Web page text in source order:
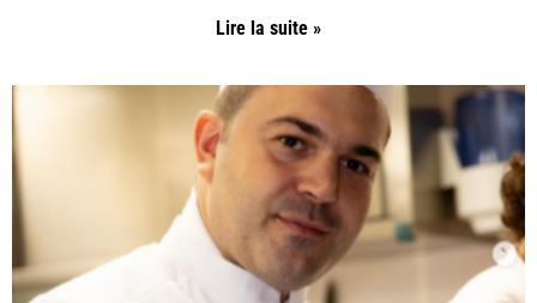
Lire la suite »